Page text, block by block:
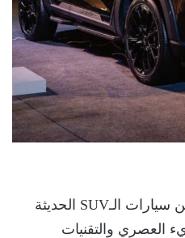
وتُعد KGM Torres الكورية من سيارات الـSUV الحديثة
العصري والتقنيات